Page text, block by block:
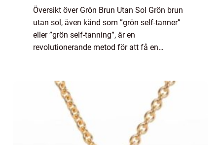
Översikt över Grön Brun Utan Sol Grön brun
utan sol, även känd som ”grön self-tanner”
eller ”grön self-tanning”, är en
revolutionerande metod för att få en